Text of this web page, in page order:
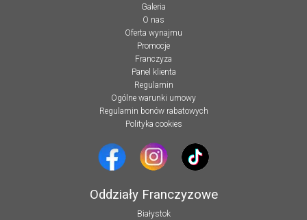
Galeria
O nas
Oferta wynajmu
Promocje
Franczyza
Panel klienta
Regulamin
Ogólne warunki umowy
Regulamin bonów rabatowych
Polityka cookies
Oddziały Franczyzowe
Białystok